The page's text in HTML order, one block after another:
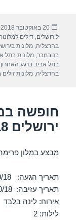
e
b
o
פורסם
בתאריך
20 באוקטובר 2018
לירושלים ,דילים
בהרצליה ,מלונות
בנובמבר ,מלונות בתל
בתל אביב ברגע האחרון
בהרצליה ,מלונות זולים
חופשה
ירושלים 23/10/2018
מבצע במלון
תאריך הגעה: 23/10/18
תאריך עזיבה: 25/10/18
אירוח: לינה בלבד
לילות: 2